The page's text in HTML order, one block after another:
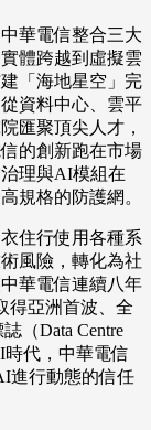
華電信整合三大
體跨越到虛擬雲
「海地星空」完
資料中心、雲平
匯聚頂尖人才，
的創新跑在市場
理與AI模組在
規格的防護網。
住行使用各種系
風險，轉化為社
華電信連續八年
得亞洲首波、全
（Data Centre
時代，中華電信
進行動態的信任